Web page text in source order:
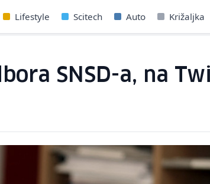
Lifestyle Scitech Auto Križaljka
SNSD-a, na